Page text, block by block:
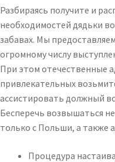
Разбираясь получите и
необходимостей дядьки
забавах. Мы
огромному числу
При этом отечественные
привлекательных
ассистировать должный
Бесперечь возвышаться
только с Польши, а также
Процедура